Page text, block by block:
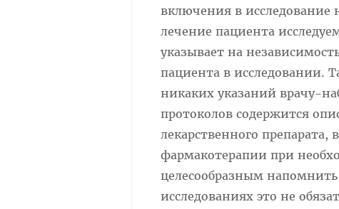
включения в исследование
лечение пациента
указывает на
пациента в исследовании.
никаких указаний врачу-
протоколов содержится
лекарственного
фармакотерапии при
целесообразным
исследованиях это не